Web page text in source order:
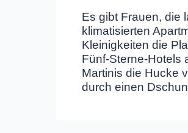
Es gibt Frauen, die
klimatisierten
Kleinigkeiten die
Fünf-Sterne-Hotels
Martinis die Hucke
durch einen